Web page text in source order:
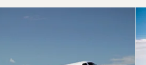
по числу полётных движений в